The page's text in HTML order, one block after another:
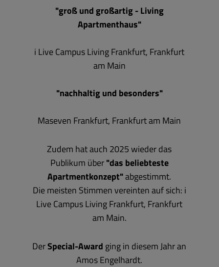
"groß und großartig - Living
Apartmenthaus"
i Live Campus Living Frankfurt, Frankfurt
am Main
"nachhaltig und besonders"
Maseven Frankfurt, Frankfurt am Main
Zudem hat auch 2025 wieder das
Publikum über"das beliebteste
Apartmentkonzept"abgestimmt.
Die meisten Stimmen vereinten auf sich: i
Live Campus Living Frankfurt, Frankfurt
am Main.
DerSpecial-Award ging in diesem Jahr an
Amos Engelhardt.